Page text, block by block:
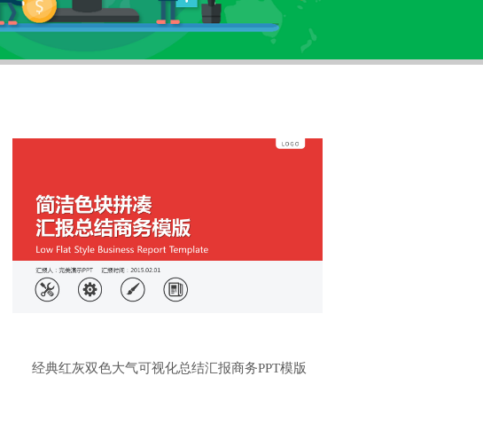
经典红灰双色大气可视化总结汇报商务PPT模版